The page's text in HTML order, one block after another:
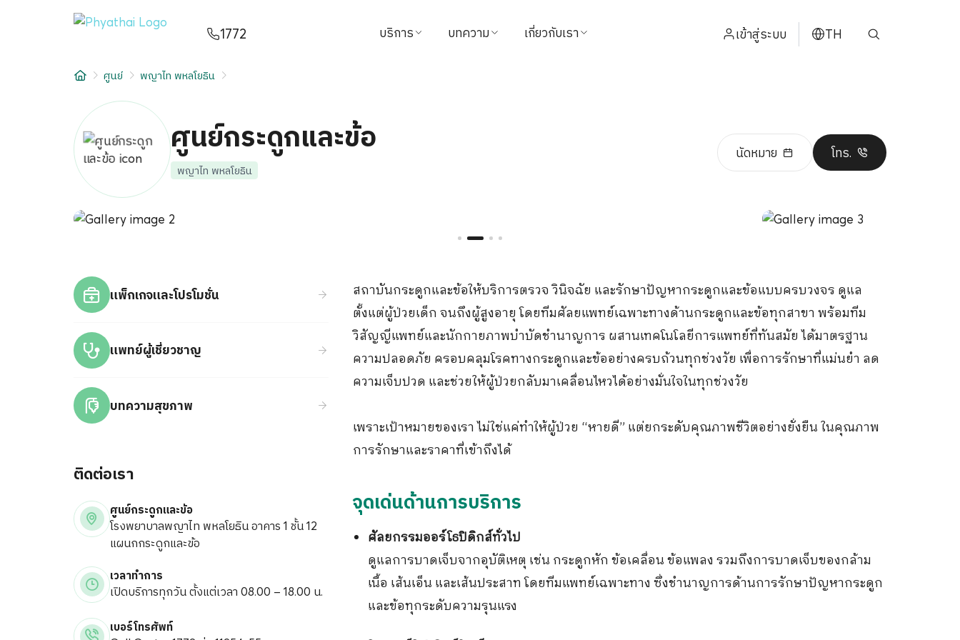
1772 บริการ
นโยบายการคืนเงิน
ขอประวัติการรักษา
บทความ เกี่ยวกับเรา
ข่าวสาร
กิจกรรม
ร่วมงานกับเรา
เข้าสู่ระบบ TH
日本
عربي
English
บทความ
เกี่ยวกับเรา
สาขาโรงพยาบาล
ศูนย์ พญาไท พหลโยธิน
ศูนย์กระดูกและข้อ
พญาไท พหลโยธิน
นัดหมาย โทร.
แพ็กเกจและโปรโมชั่น
แพทย์ผู้เชี่ยวชาญ
บทความสุขภาพ
ติดต่อเรา
ศูนย์กระดูกและข้อ
โรงพยาบาลพญาไท พหลโยธิน อาคาร 1 ชั้น 12
แผนกกระดูกและข้อ
เวลาทำการ
เปิดบริการทุกวัน ตั้งแต่เวลา 08.00 – 18.00 น.
เบอร์โทรศัพท์
สถาบันกระดูกและข้อให้บริการตรวจ วินิจฉัย และรักษาปัญหากระดูกและข้อแบบครบวงจร ดูแล
ตั้งแต่ผู้ป่วยเด็ก จนถึงผู้สูงอายุ โดยทีมศัลยแพทย์เฉพาะทางด้านกระดูกและข้อทุกสาขา พร้อมทีม
วิสัญญีแพทย์และนักกายภาพบำบัดชำนาญการ ผสานเทคโนโลยีการแพทย์ที่ทันสมัย ได้มาตรฐาน
ความปลอดภัย ครอบคลุมโรคทางกระดูกและข้ออย่างครบถ้วนทุกช่วงวัย เพื่อการรักษาที่แม่นยำ ลด
ความเจ็บปวด และช่วยให้ผู้ป่วยกลับมาเคลื่อนไหวได้อย่างมั่นใจในทุกช่วงวัย
เพราะเป้าหมายของเรา ไม่ใช่แค่ทำให้ผู้ป่วย “หายดี” แต่ยกระดับคุณภาพชีวิตอย่างยั่งยืน ในคุณภาพ
การรักษาและราคาที่เข้าถึงได้
จุดเด่นด้านการบริการ
ศัลยกรรมออร์โธปิดิกส์ทั่วไป
ดูแลการบาดเจ็บจากอุบัติเหตุ เช่น กระดูกหัก ข้อเคลื่อน ข้อแพลง รวมถึงการบาดเจ็บของกล้าม
เนื้อ เส้นเอ็น และเส้นประสาท โดยทีมแพทย์เฉพาะทาง ซึ่งชำนาญการด้านการรักษาปัญหากระดูก
และข้อทุกระดับความรุนแรง